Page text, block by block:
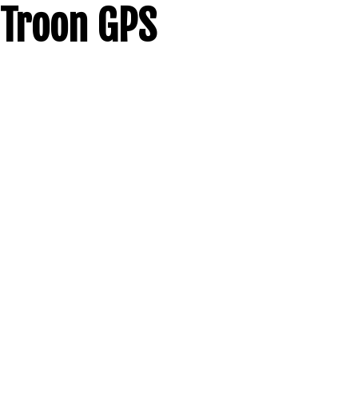
Troon GPS